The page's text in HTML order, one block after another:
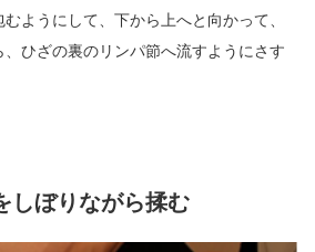
ようにして、下から上へと向かって、
ひざの裏のリンパ節へ流すようにさす
しぼりながら揉む